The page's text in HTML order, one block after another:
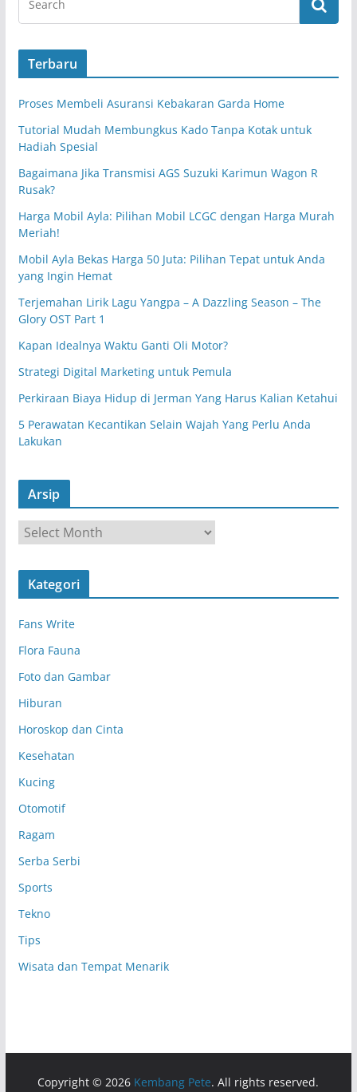
Terbaru
Proses Membeli Asuransi Kebakaran Garda Home
Tutorial Mudah Membungkus Kado Tanpa Kotak untuk
Hadiah Spesial
Bagaimana Jika Transmisi AGS Suzuki Karimun Wagon R
Rusak?
Harga Mobil Ayla: Pilihan Mobil LCGC dengan Harga Murah
Meriah!
Mobil Ayla Bekas Harga 50 Juta: Pilihan Tepat untuk Anda
yang Ingin Hemat
Terjemahan Lirik Lagu Yangpa – A Dazzling Season – The
Glory OST Part 1
Kapan Idealnya Waktu Ganti Oli Motor?
Strategi Digital Marketing untuk Pemula
Perkiraan Biaya Hidup di Jerman Yang Harus Kalian Ketahui
5 Perawatan Kecantikan Selain Wajah Yang Perlu Anda
Lakukan
Arsip
r
s
Kategori
Fans Write
Flora Fauna
Foto dan Gambar
Hiburan
Horoskop dan Cinta
Kesehatan
Kucing
Otomotif
Ragam
Serba Serbi
Sports
Tekno
Tips
Wisata dan Tempat Menarik
Copyright © 2026 Kembang Pete. All rights reserved.